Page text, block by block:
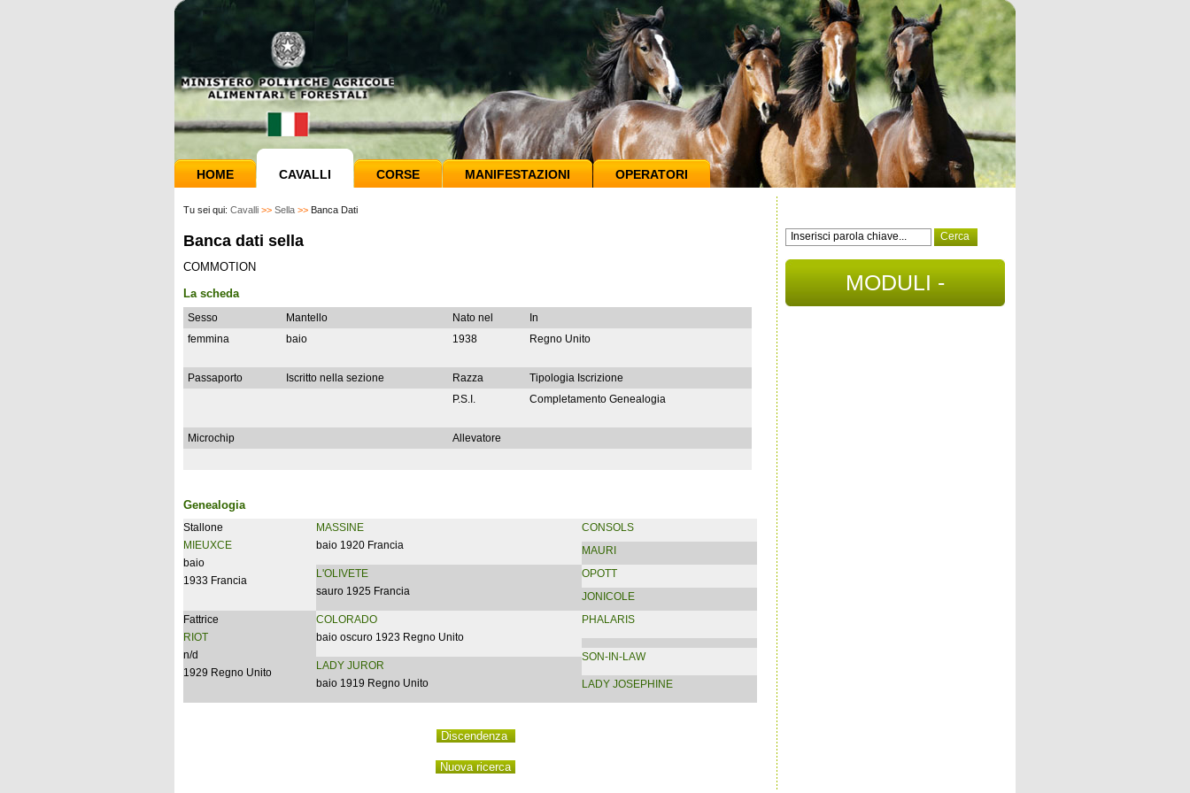
HOME CAVALLI CORSE MANIFESTAZIONI OPERATORI
Tu sei qui: Cavalli >> Sella >> Banca Dati
Banca dati sella
COMMOTION
La scheda
Sesso Mantello Nato nel
In
femmina
baio 1938 Regno Unito
Passaporto Iscritto nella sezione Razza
Tipologia Iscrizione
P.S.I.
Completamento Genealogia
Microchip Allevatore
Genealogia
Stallone
MIEUXCE
baio
1933 Francia
MASSINE
baio 1920 Francia
L'OLIVETE
sauro 1925 Francia
CONSOLS
MAURI
OPOTT
JONICOLE
Fattrice
RIOT
n/d
1929 Regno Unito
COLORADO
baio oscuro 1923 Regno Unito
LADY JUROR
baio 1919 Regno Unito
PHALARIS
SON-IN-LAW
LADY JOSEPHINE
MODULI -